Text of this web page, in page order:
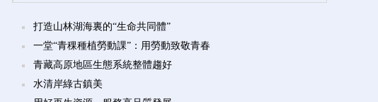
打造山林湖海裏的“生命共同體”
一堂“青稞種植勞動課”：用勞動致敬青春
青藏高原地區生態系統整體趨好
水清岸綠古鎮美